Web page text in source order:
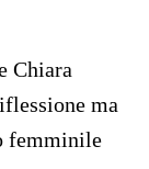
Chiara
ma
femminile